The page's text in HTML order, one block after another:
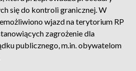
się do kontroli granicznej. W
wjazd na terytorium RP
zagrożenie dla
publicznego, m.in. obywatelom